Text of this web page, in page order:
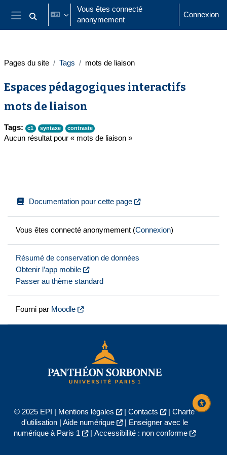
Passer au contenu principal
Panneau latéral
Activer/désactiver la saisie de recherche
Vous êtes connecté
anonymement
Connexion
Pages du site Tags mots de liaison
Espaces pédagogiques interactifs
mots de liaison
Tags: c1 syntaxe contraste
Aucun résultat pour « mots de liaison »
Documentation pour cette page
Vous êtes connecté anonymement (Connexion)
Résumé de conservation de données
Obtenir l’app mobile
Passer au thème standard
Fourni par Moodle
© 2025 EPI | Mentions légales | Contacts | Charte
d'utilisation| Aide numérique |
Enseigner avec le
numérique à Paris 1
| Accessibilité : non conforme